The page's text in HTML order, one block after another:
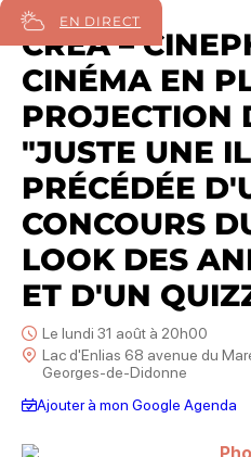
EN DIRECT
31 août 2026
CREA –
CINÉMA EN
PROJECTION
"JUSTE UNE
PRÉCÉDÉE
CONCOURS
LOOK DES
ET D'UN
Le lundi 31 août à 20h00
Lac d'Enlias 68 avenue du
Georges-de-Didonne
Ajouter à mon Google Agenda